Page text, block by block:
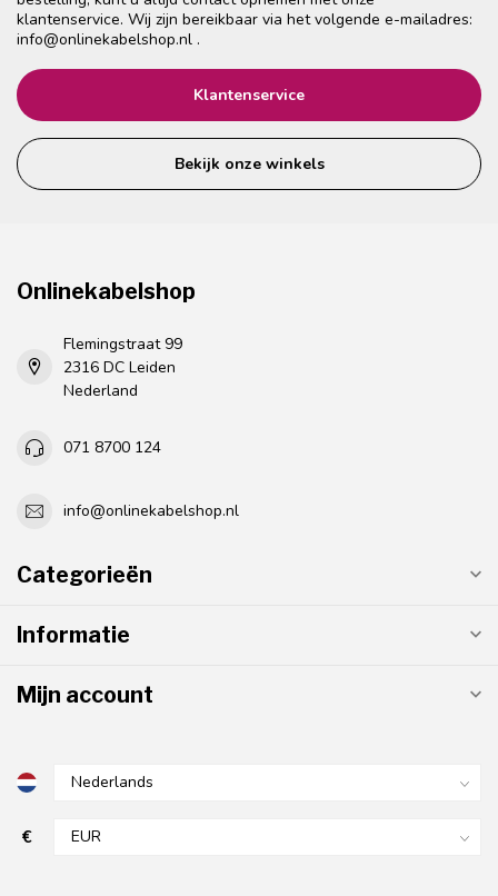
klantenservice. Wij zijn bereikbaar via het volgende e-mailadres:
info@onlinekabelshop.nl .
Klantenservice
Bekijk onze winkels
Onlinekabelshop
Flemingstraat 99
2316 DC Leiden
Nederland
071 8700 124
info@onlinekabelshop.nl
Categorieën
Informatie
Mijn account
€